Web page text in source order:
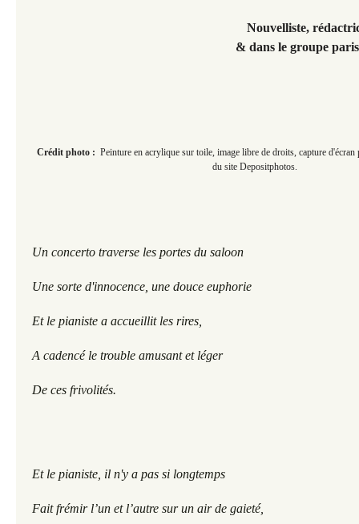
Nouvelliste,
& dans le groupe
Crédit photo : Peinture en acrylique sur toile, image libre de droits, capture
du site Depositphotos.
Un concerto traverse les portes du saloon
Une sorte d'innocence, une douce euphorie
Et le pianiste a accueillit les rires,
A cadencé le trouble amusant et léger
De ces frivolités.
Et le pianiste, il n'y a pas si longtemps
Fait frémir l’un et l’autre sur un air de gaieté,